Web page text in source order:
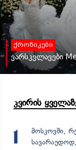
ქრონიკები
ვარსკვლავები
კვირის
1
მოსკოვში,